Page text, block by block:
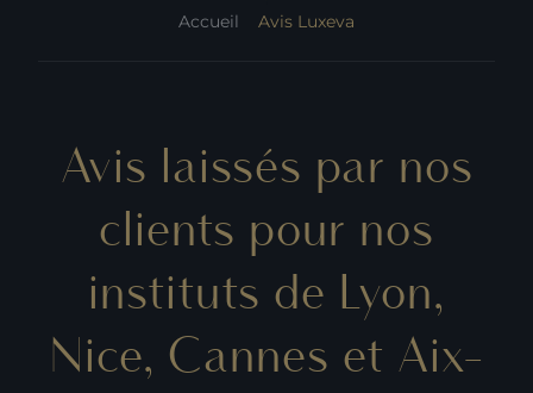
Accueil Avis Luxeva
Avis laissés par nos
clients pour nos
instituts de Lyon,
Nice, Cannes et Aix-